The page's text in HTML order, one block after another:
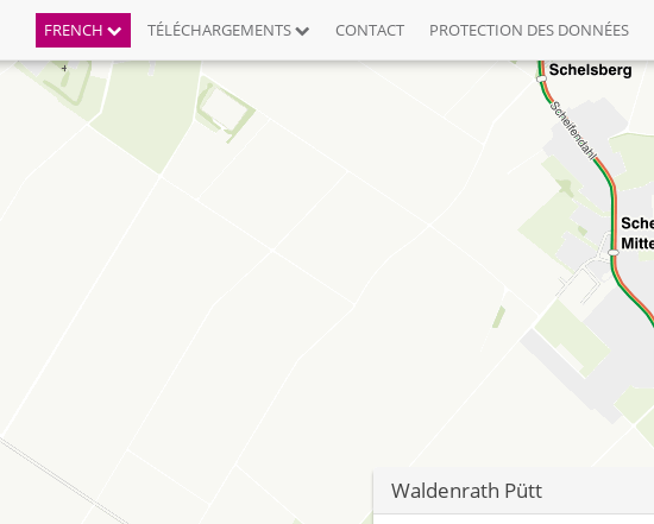
FRENCH TÉLÉCHARGEMENTS CONTACT PROTECTION DES DONNÉES
Waldenrath Pütt